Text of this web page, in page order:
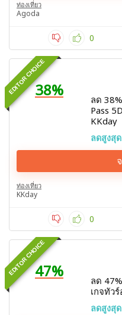
ท่องเที่ยว
Agoda
0
EDITOR CHOICE38%
ลด
Pass
KKday
ลดสูงสุ
ท่องเที่ยว
KKday
0
EDITOR CHOICE47%
ลด
เกจทัว
ลดสูงสุ